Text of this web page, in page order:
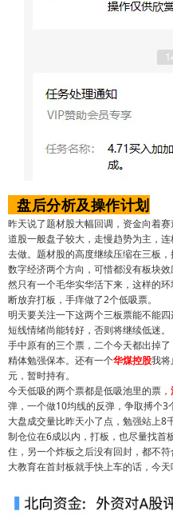
盘后分析及操作计划
昨天说了题材股大幅回调，资金向着
道股一般盘子较大，走慢趋势为主，
去做。题材股的高度继续压缩在三板
数字经济两个方向，可惜都没有板块
然只有一个毛华实华活下来，这样的
断放弃打板，手痒做了2个低吸票。
明天要关注一下这两个三板票能不能
短线情绪尚能转好，否则将继续低迷。
手中原有的三个票，二个今天都出掉
精体勉强保本。还有一个华煤控股我
元，暂时持有。
今天低吸的两个票都是低吸池里的票，
弹，一个做10均线的反弹，争取搏个3
大盘成交量比昨天小了点，勉强站上8
制仓位在6成以内，打板，也尽量找首
住，另一个炸板之后没有回封，都不
大教育在首封板就手快上车的话，今天